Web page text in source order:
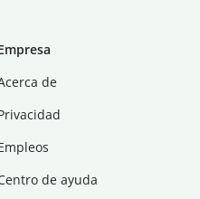
de
de ayuda